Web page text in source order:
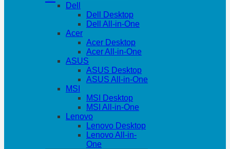
Dell
Dell Desktop
Dell All-in-One
Acer
Acer Desktop
Acer All-in-One
ASUS
ASUS Desktop
ASUS All-in-One
MSI
MSI Desktop
MSI All-in-One
Lenovo
Lenovo Desktop
Lenovo All-in-
One